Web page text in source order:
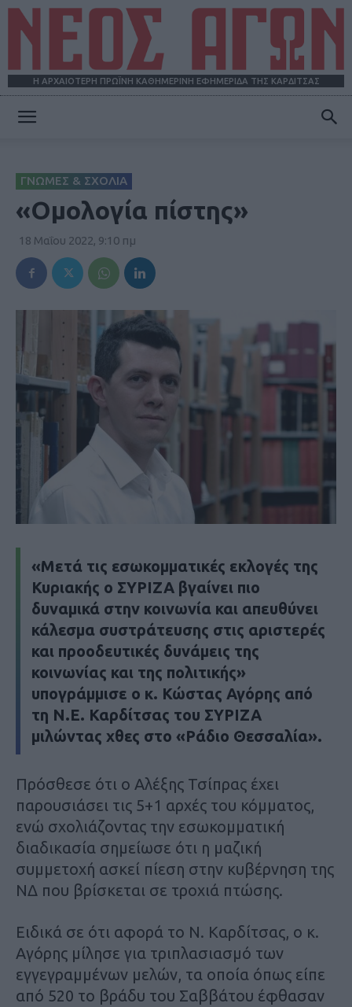
Η ΑΡΧΑΙΟΤΕΡΗ ΠΡΩΪΝΗ ΚΑΘΗΜΕΡΙΝΗ ΕΦΗΜΕΡΙΔΑ ΤΗΣ ΚΑΡΔΙΤΣΑΣ
ΓΝΩΜΕΣ & ΣΧΟΛΙΑ
«Ομολογία πίστης»
18 Μαΐου 2022, 9:10 πμ
«Μετά τις εσωκομματικές εκλογές της
Κυριακής ο ΣΥΡΙΖΑ βγαίνει πιο
δυναμικά στην κοινωνία και απευθύνει
κάλεσμα συστράτευσης στις αριστερές
και προοδευτικές δυνάμεις της
κοινωνίας και της πολιτικής»
υπογράμμισε ο κ. Κώστας Αγόρης από
τη Ν.Ε. Καρδίτσας του ΣΥΡΙΖΑ
μιλώντας χθες στο «Ράδιο Θεσσαλία».
Πρόσθεσε ότι ο Αλέξης Τσίπρας έχει
παρουσιάσει τις 5+1 αρχές του κόμματος,
ενώ σχολιάζοντας την εσωκομματική
διαδικασία σημείωσε ότι η μαζική
συμμετοχή ασκεί πίεση στην κυβέρνηση της
ΝΔ που βρίσκεται σε τροχιά πτώσης.
Ειδικά σε ότι αφορά το Ν. Καρδίτσας, ο κ.
Αγόρης μίλησε για τριπλασιασμό των
εγγεγραμμένων μελών, τα οποία όπως είπε
από 520 το βράδυ του Σαββάτου έφθασαν